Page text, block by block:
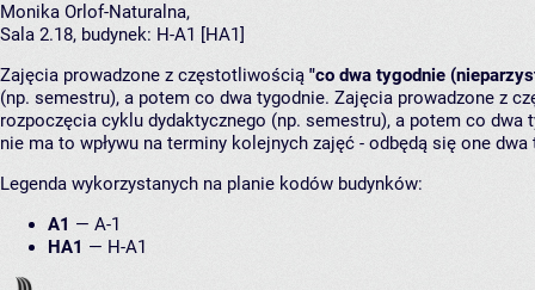
Monika Orlof-Naturalna,
Sala 2.18, budynek: H-A1 [HA1]
Zajęcia prowadzone z częstotliwością "co dwa tygodnie
(np. semestru), a potem co dwa tygodnie. Zajęcia prowadzone z
rozpoczęcia cyklu dydaktycznego (np. semestru), a potem co
nie ma to wpływu na terminy kolejnych zajęć - odbędą się one
Legenda wykorzystanych na planie kodów budynków:
A1 — A-1
HA1 — H-A1